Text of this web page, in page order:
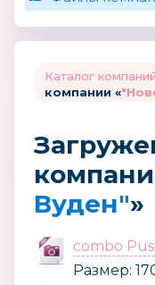
Каталог компаний
компании «
Вуден"»
combo
Размер: